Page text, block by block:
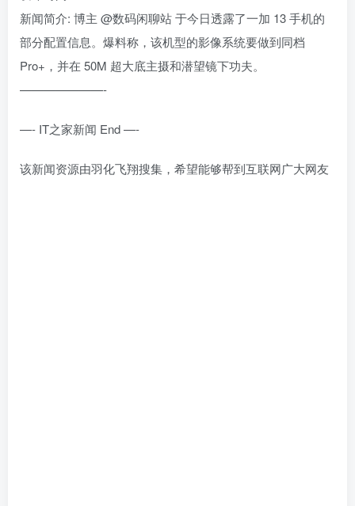
新闻简介: 博主 @数码闲聊站 于今日透露了一加 13 手机的
部分配置信息。爆料称，该机型的影像系统要做到同档
Pro+，并在 50M 超大底主摄和潜望镜下功夫。
———————-
—- IT之家新闻 End —-
该新闻资源由羽化飞翔搜集，希望能够帮到互联网广大网友